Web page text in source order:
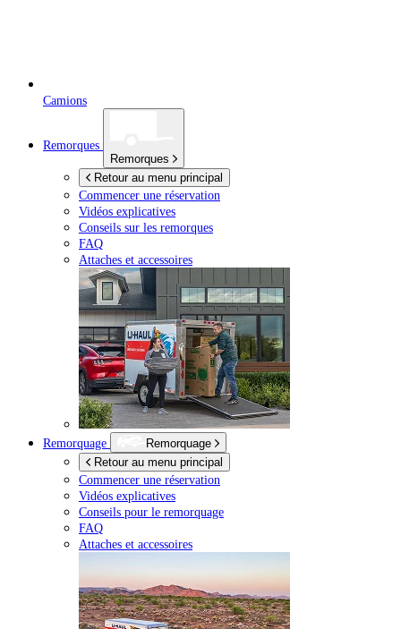
Camions
Remorques
Remorques
Retour au menu principal
Commencer une réservation
Vidéos explicatives
Conseils sur les remorques
FAQ
Attaches et accessoires
Remorquage
Remorquage
Retour au menu principal
Commencer une réservation
Vidéos explicatives
Conseils pour le remorquage
FAQ
Attaches et accessoires